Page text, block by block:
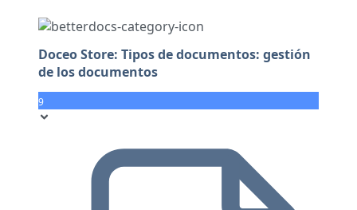
Doceo Store: Tipos de documentos: gestión
de los documentos
9